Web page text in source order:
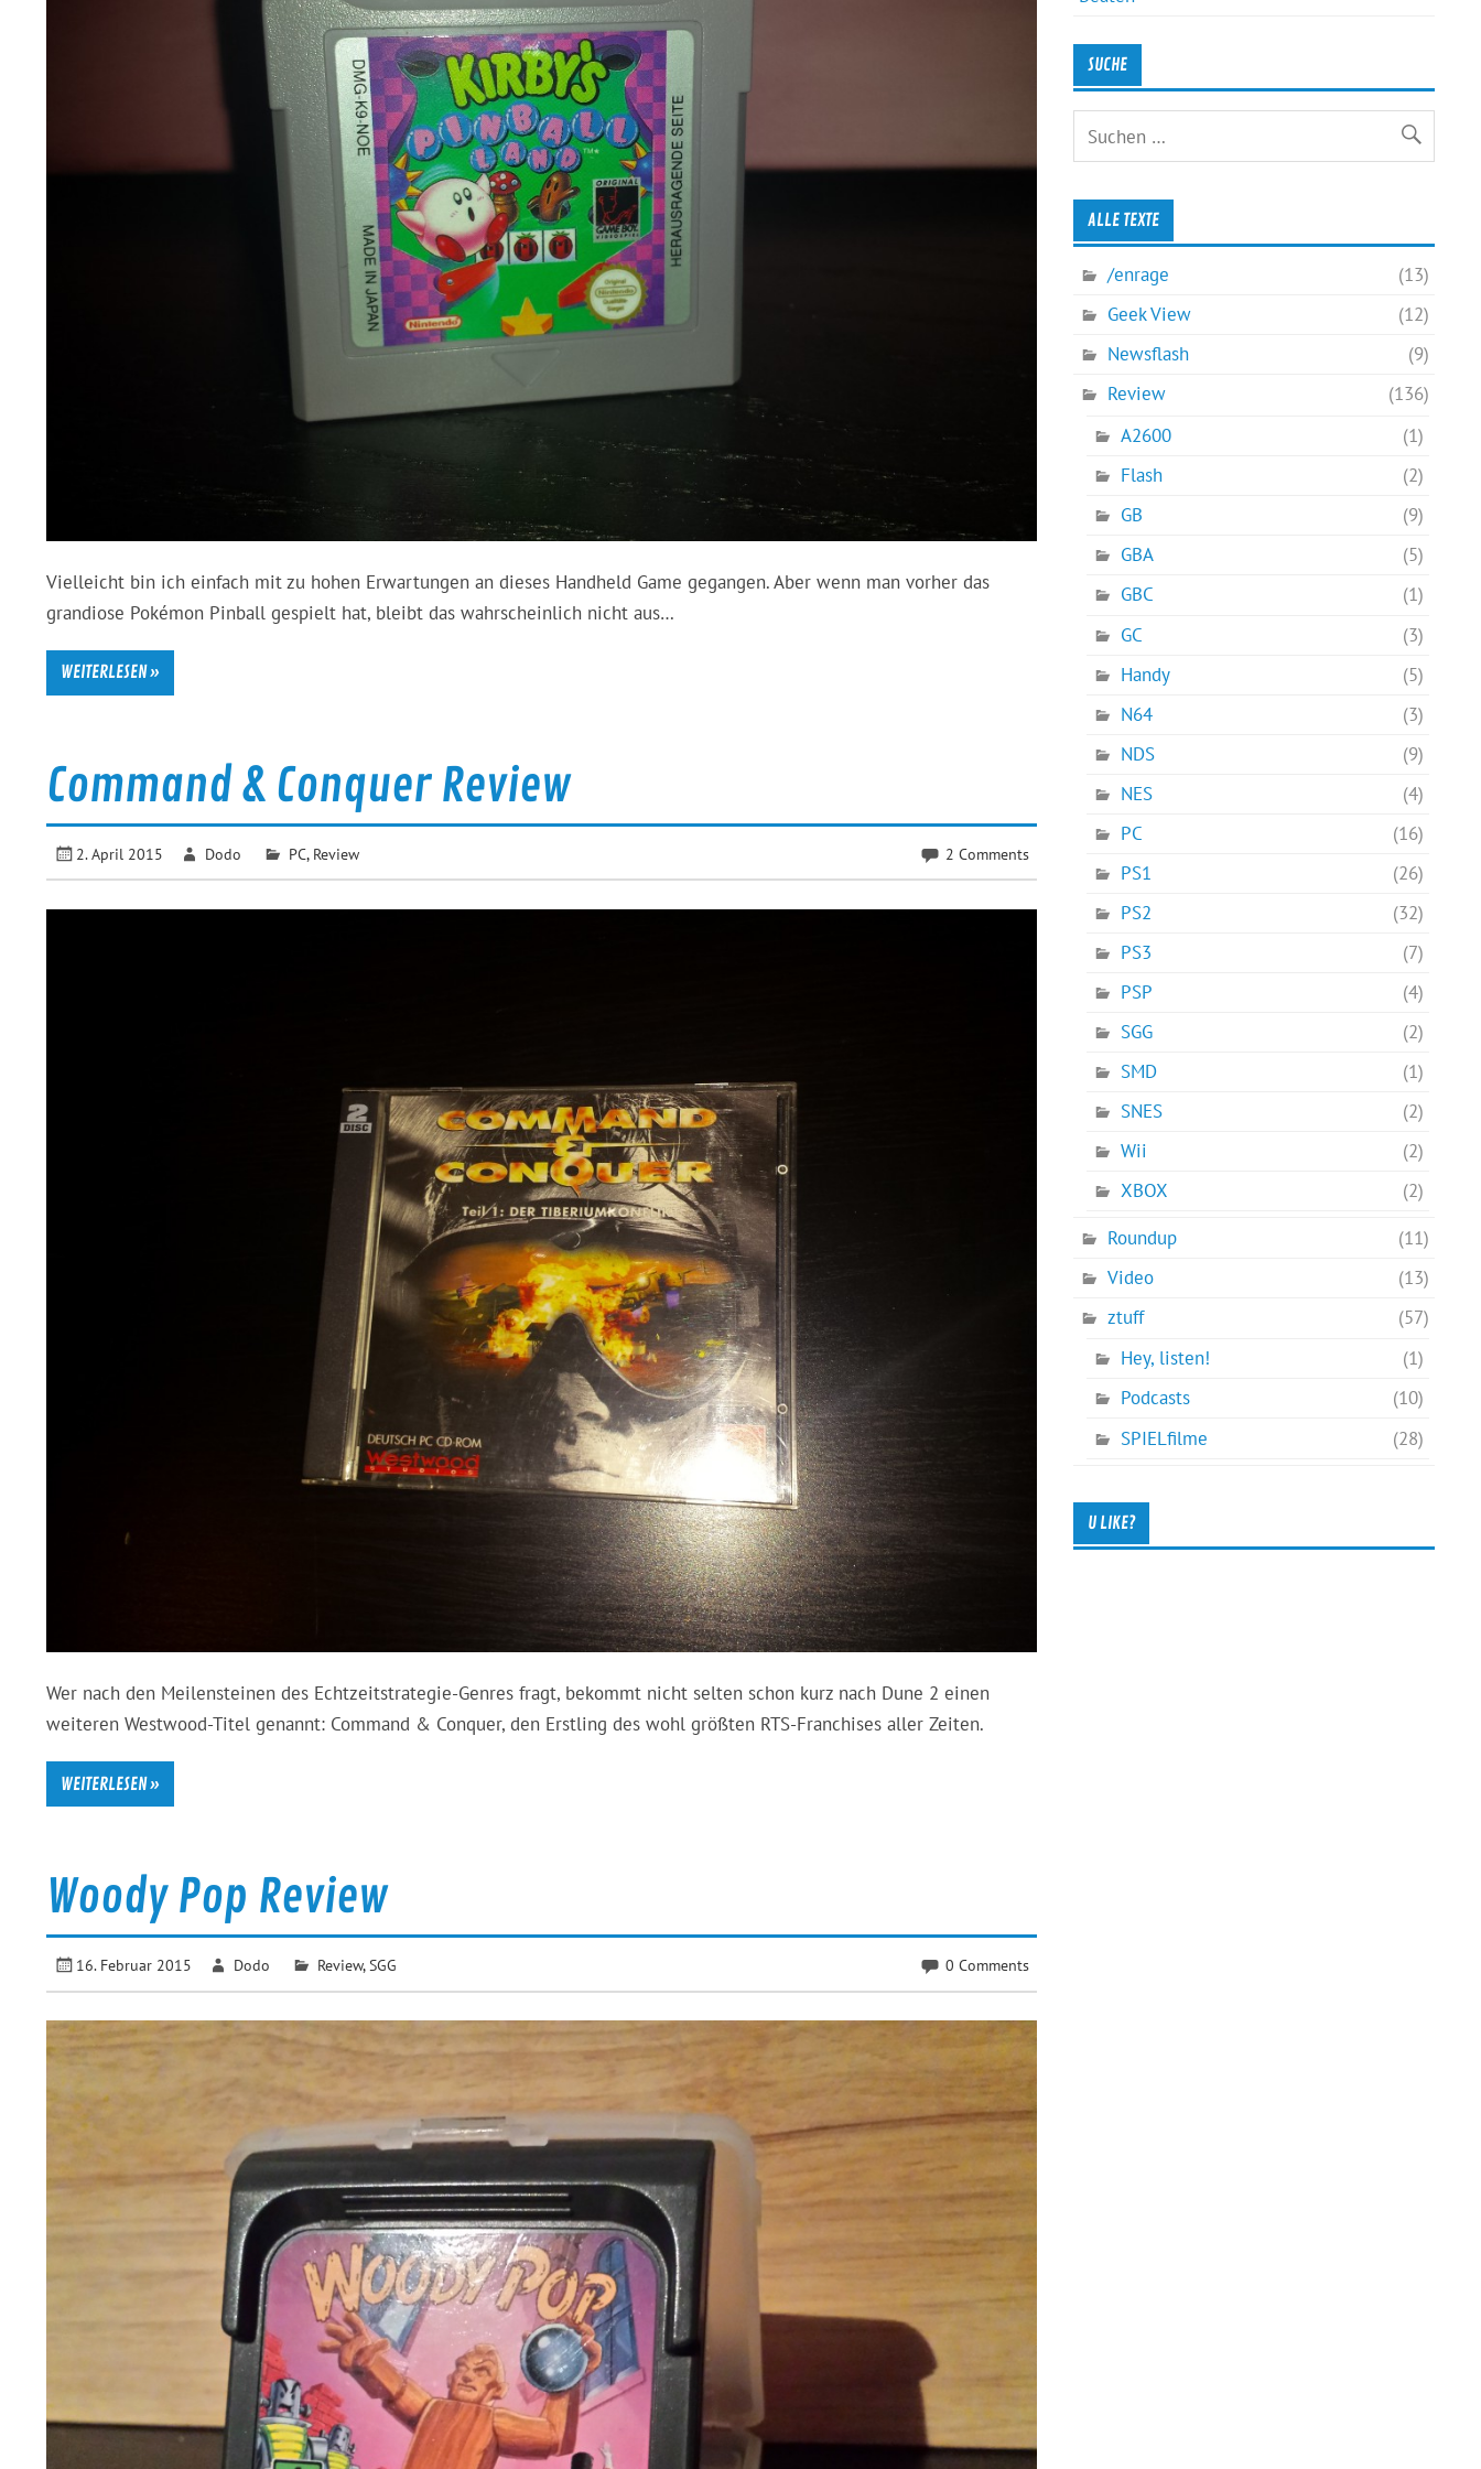
Vielleicht bin ich einfach mit zu hohen Erwartungen an dieses Handheld Game gegangen. Aber wenn man vorher das
grandiose Pokémon Pinball gespielt hat, bleibt das wahrscheinlich nicht aus…
WEITERLESEN »
Command & Conquer Review
2. April 2015 Dodo PC, Review 2 Comments
Wer nach den Meilensteinen des Echtzeitstrategie-Genres fragt, bekommt nicht selten schon kurz nach Dune 2 einen
weiteren Westwood-Titel genannt: Command & Conquer, den Erstling des wohl größten RTS-Franchises aller Zeiten.
WEITERLESEN »
Woody Pop Review
16. Februar 2015 Dodo Review,SGG 0 Comments
SUCHE
ALLE TEXTE
/enrage
(13)
Geek View
(12)
Newsflash
(9)
Review
(136)
A2600
(1)
Flash
(2)
GB
(9)
GBA
(5)
GBC
(1)
GC
(3)
Handy
(5)
N64
(3)
NDS
(9)
NES
(4)
PC
(16)
PS1
(26)
PS2
(32)
PS3
(7)
PSP
(4)
SGG
(2)
SMD
(1)
SNES
(2)
Wii
(2)
XBOX
(2)
Roundup
(11)
Video
(13)
ztuff
(57)
Hey, listen!
(1)
Podcasts
(10)
SPIELfilme
(28)
U LIKE?